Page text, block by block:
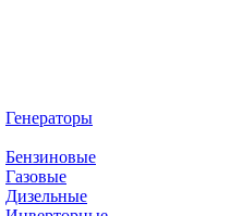
Генераторы
Бензиновые
Газовые
Дизельные